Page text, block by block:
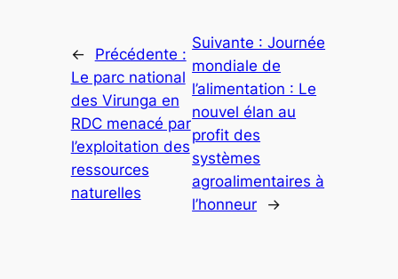
←
Précédente :
Le parc national
des Virunga en
RDC menacé par
l’exploitation des
ressources
naturelles
Suivante :Journée
mondiale de
l’alimentation : Le
nouvel élan au
profit des
systèmes
agroalimentaires à
l’honneur
→